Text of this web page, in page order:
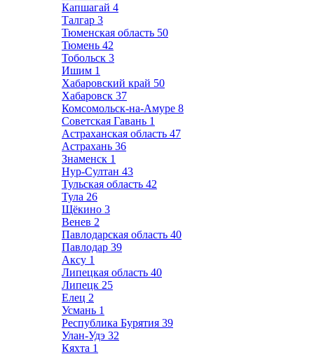
Капшагай 4
Талгар 3
Тюменская область 50
Тюмень 42
Тобольск 3
Ишим 1
Хабаровский край 50
Хабаровск 37
Комсомольск-на-Амуре 8
Советская Гавань 1
Астраханская область 47
Астрахань 36
Знаменск 1
Нур-Султан 43
Тульская область 42
Тула 26
Щёкино 3
Венев 2
Павлодарская область 40
Павлодар 39
Аксу 1
Липецкая область 40
Липецк 25
Елец 2
Усмань 1
Республика Бурятия 39
Улан-Удэ 32
Кяхта 1